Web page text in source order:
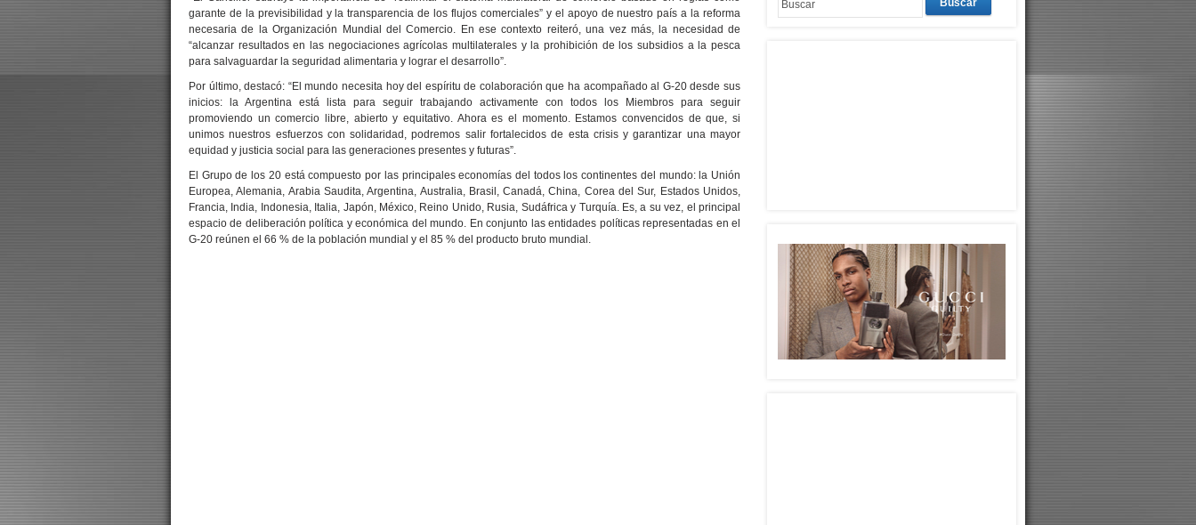
garante de la previsibilidad y la transparencia de los flujos comerciales” y el apoyo de nuestro país a la reforma
necesaria de la Organización Mundial del Comercio. En ese contexto reiteró, una vez más, la necesidad de
“alcanzar resultados en las negociaciones agrícolas multilaterales y la prohibición de los subsidios a la pesca
para salvaguardar la seguridad alimentaria y lograr el desarrollo”.
Por último, destacó: “El mundo necesita hoy del espíritu de colaboración que ha acompañado al G-20 desde sus
inicios: la Argentina está lista para seguir trabajando activamente con todos los Miembros para seguir
promoviendo un comercio libre, abierto y equitativo. Ahora es el momento. Estamos convencidos de que, si
unimos nuestros esfuerzos con solidaridad, podremos salir fortalecidos de esta crisis y garantizar una mayor
equidad y justicia social para las generaciones presentes y futuras”.
El Grupo de los 20 está compuesto por las principales economías del todos los continentes del mundo: la Unión
Europea, Alemania, Arabia Saudita, Argentina, Australia, Brasil, Canadá, China, Corea del Sur, Estados Unidos,
Francia, India, Indonesia, Italia, Japón, México, Reino Unido, Rusia, Sudáfrica y Turquía. Es, a su vez, el principal
espacio de deliberación política y económica del mundo. En conjunto las entidades políticas representadas en el
G-20 reúnen el 66 % de la población mundial y el 85 % del producto bruto mundial.
Buscar